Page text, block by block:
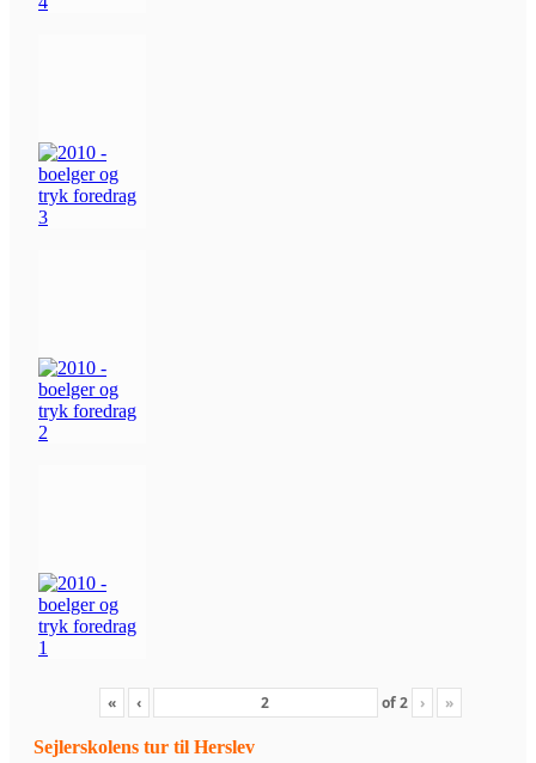
« ‹ of2 › »
Sejlerskolens tur til Herslev